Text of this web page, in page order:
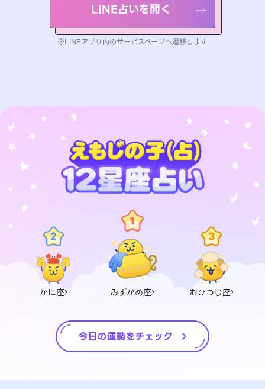
LINE占いを開く
※LINEアプリ内のサービスページへ遷移します
かに座 みずがめ座 おひつじ座